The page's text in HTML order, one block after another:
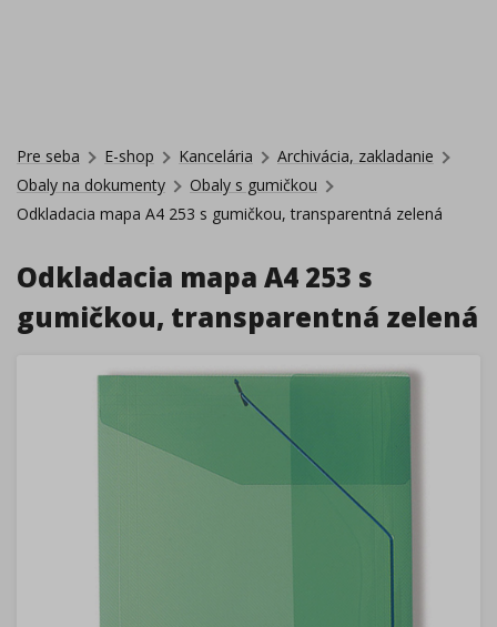
Pre seba E-shop Kancelária
Archivácia, zakladanie
Obaly na dokumenty
Obaly s gumičkou
Odkladacia mapa A4 253 s gumičkou, transparentná zelená
Odkladacia mapa A4 253 s
gumičkou, transparentná zelená